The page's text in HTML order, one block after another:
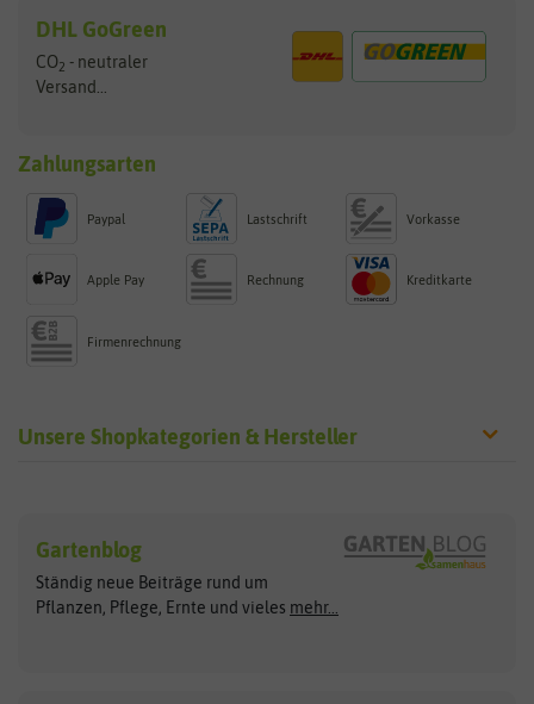
DHL GoGreen
CO2 - neutraler
Versand...
Zahlungsarten
Paypal Lastschrift Vorkasse
Apple Pay Rechnung Kreditkarte
Firmenrechnung
Unsere Shopkategorien & Hersteller
Exotische Samen
Gemüsesamen
Gründünger
Arche Noah
ASB Greenworld
Clever Pots
COMPO
Gartenblog
Ständig neue Beiträge rund um
Pflanzen, Pflege, Ernte und vieles mehr...